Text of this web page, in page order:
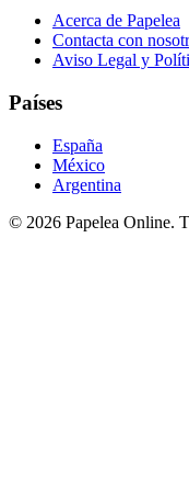
Acerca de Papelea
Contacta con
Aviso Legal y
Países
España
México
Argentina
© 2026 Papelea Online.